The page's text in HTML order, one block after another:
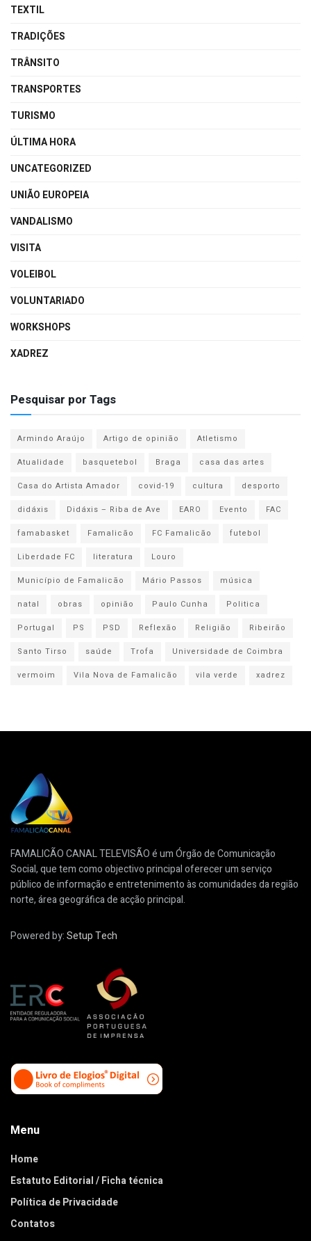
TEXTIL
TRADIÇÕES
TRÂNSITO
TRANSPORTES
TURISMO
ÚLTIMA HORA
UNCATEGORIZED
UNIÃO EUROPEIA
VANDALISMO
VISITA
VOLEIBOL
VOLUNTARIADO
WORKSHOPS
XADREZ
Pesquisar por Tags
Armindo Araújo Artigo de opinião
Atletismo
Atualidade
basquetebol Braga
casa das artes
Casa do Artista Amador
covid-19 cultura
desporto
didáxis
Didáxis – Riba de Ave EARO Evento
FAC
famabasket
Famalicão FC Famalicão
futebol
Liberdade FC
literatura
Louro
Município de Famalicão
Mário Passos
música
natal
obras opinião Paulo Cunha
Politica
Portugal
PS PSD Reflexão Religião
Ribeirão
Santo Tirso
saúde Trofa
Universidade de Coimbra
vermoim
Vila Nova de Famalicão vila verde xadrez
FAMALICÃO CANAL TELEVISÃO é um Órgão de Comunicação
Social, que tem como objectivo principal oferecer um serviço
público de informação e entretenimento às comunidades da região
norte, área geográfica de acção principal.
Powered by:Setup Tech
Menu
Home
Estatuto Editorial / Ficha técnica
Política de Privacidade
Contatos